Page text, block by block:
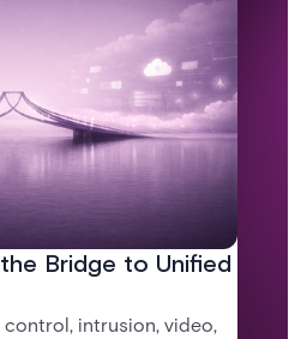
Bridge to Unified
intrusion, video,